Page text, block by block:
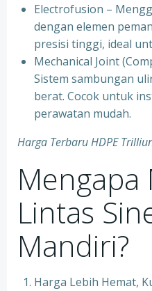
Electrofusion –
dengan elemen
presisi tinggi, ideal
Mechanical Joint
Sistem sambungan
berat. Cocok untuk
perawatan mudah.
Harga Terbaru HDPE
Mengapa
Lintas
Mandiri?
Harga Lebih Hemat,